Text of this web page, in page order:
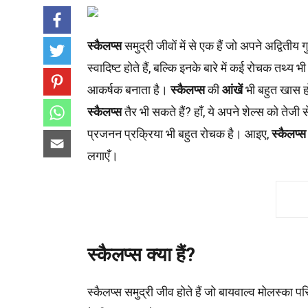
स्कैलप्ससमुद्री जीवों में से एक हैं जो अपने अद्वितीय
स्वादिष्ट होते हैं, बल्कि इनके बारे में कई रोचक तथ्य
आकर्षक बनाता है।स्कैलप्सकीआंखेंभी बहुत खास
स्कैलप्सतैर भी सकते हैं? हाँ, ये अपने शेल्स को
प्रजनन प्रक्रिया भी बहुत रोचक है। आइए,स्कैलप्स
लगाएँ।
स्कैलप्स क्या हैं?
स्कैलप्स समुद्री जीव होते हैं जो बायवाल्व मोलस्का